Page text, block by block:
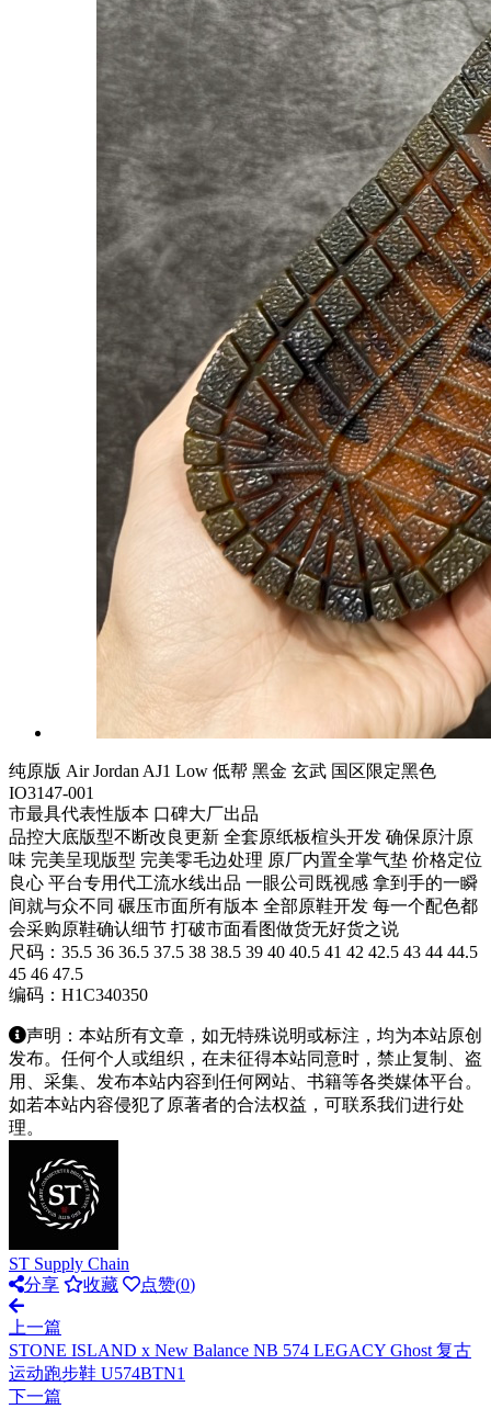
纯原版 Air Jordan AJ1 Low 低帮 黑金 玄武 国区限定黑色
IO3147-001
市最具代表性版本 口碑大厂出品
品控大底版型不断改良更新 全套原纸板楦头开发 确保原汁原
味 完美呈现版型 完美零毛边处理 原厂内置全掌气垫 价格定位
良心 平台专用代工流水线出品 一眼公司既视感 拿到手的一瞬
间就与众不同 碾压市面所有版本 全部原鞋开发 每一个配色都
会采购原鞋确认细节 打破市面看图做货无好货之说
尺码：35.5 36 36.5 37.5 38 38.5 39 40 40.5 41 42 42.5 43 44 44.5
45 46 47.5
编码：H1C340350
声明：本站所有文章，如无特殊说明或标注，均为本站原创
发布。任何个人或组织，在未征得本站同意时，禁止复制、盗
用、采集、发布本站内容到任何网站、书籍等各类媒体平台。
如若本站内容侵犯了原著者的合法权益，可联系我们进行处
理。
ST Supply Chain
分享
收藏 点赞(0)
上一篇
STONE ISLAND x New Balance NB 574 LEGACY Ghost 复古
运动跑步鞋 U574BTN1
下一篇